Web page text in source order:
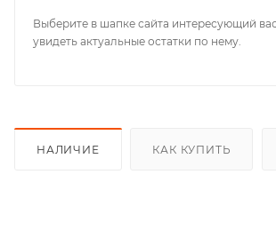
Выберите в шапке сайта интересующий
увидеть актуальные остатки по нему.
НАЛИЧИЕ КАК КУПИТЬ